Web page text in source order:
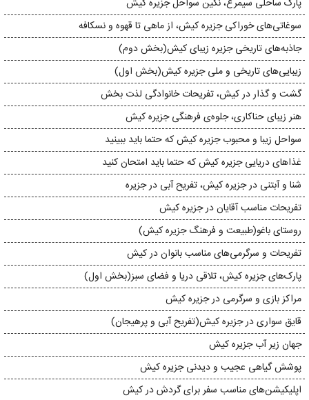
پارک ساحلی سیمرغ، نگین سواحل جزیره‌ کیش
سوغاتی‌های خوراکی جزیره‌ کیش، از ماهی تا قهوه و نسکافه
جاذبه‌های تاریخی جزیره‌ زیبای کیش(بخش دوم)
زیبایی‌های تاریخی و ملی جزیره کیش(بخش اول)
گشت و گذار در کیش، تفریحات خانوادگی لذت بخش
هنر زیبای حناکاری، جلوه‌ی فرهنگی جزیره کیش
سواحل زیبا و محبوب جزیره کیش که حتما باید ببینید
غذاهای دریایی جزیره کیش که حتما باید امتحان کنید
شنا و آبتنی در جزیره کیش، تفریح آبی در جزیره
تفریحات مناسب آقایان در جزیره کیش
روستای باغو(طبیعت و فرهنگ جزیره کیش)
تفریحات و سرگرمی‌های مناسب بانوان در کیش
پارک‌های جزیره کیش، تلاقی دریا و فضای سبز(بخش اول)
مراکز بازی و سرگرمی در جزیره‌ کیش
قایق سواری در جزیره‌ کیش(تفریح آبی و پرهیجان)
جهان زیر آب جزیره کیش
پوشش گیاهی عجیب و دیدنی جزیره کیش
اپلیکیشن‌های مناسب سفر برای گردش در کیش